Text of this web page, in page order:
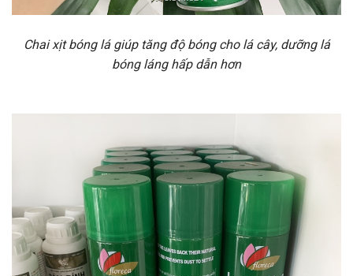
Chai xịt bóng lá giúp tăng độ bóng cho lá cây, dưỡng lá
bóng láng hấp dẫn hơn